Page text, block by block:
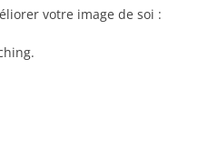
votre image de soi :